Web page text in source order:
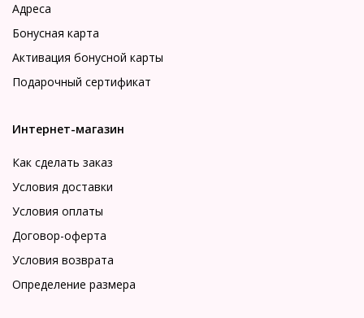
Адреса
Бонусная карта
Активация бонусной карты
Подарочный сертификат
Интернет-магазин
Как сделать заказ
Условия доставки
Условия оплаты
Договор-оферта
Условия возврата
Определение размера